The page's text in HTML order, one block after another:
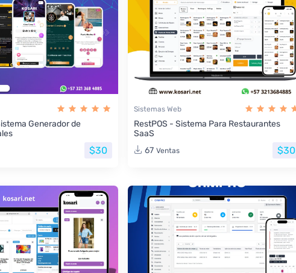
Generador de
$30
Sistemas Web
RestPOS - Sistema Para Restaurantes
SaaS
67 Ventas $30